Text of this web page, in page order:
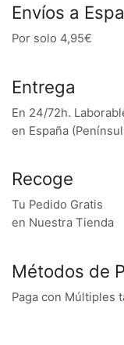
Envíos a
Por solo 4,95€
Entrega
En 24/72h.
en España
Recoge
Tu Pedido Gratis
en Nuestra Tienda
Métodos de
Paga con Múltiples